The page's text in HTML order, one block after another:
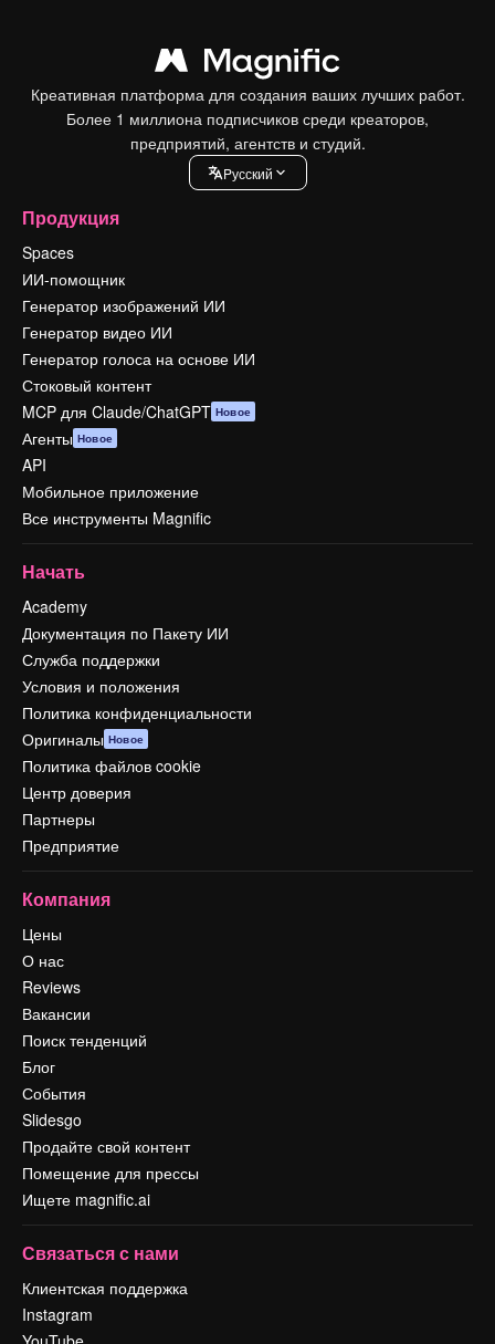
Креативная платформа для создания ваших лучших работ.
Более 1 миллиона подписчиков среди креаторов,
предприятий, агентств и студий.
Pусский
Продукция
Spaces
ИИ-помощник
Генератор изображений ИИ
Генератор видео ИИ
Генератор голоса на основе ИИ
Стоковый контент
MCP для Claude/ChatGPT Новое
Агенты Новое
API
Мобильное приложение
Все инструменты Magnific
Начать
Academy
Документация по Пакету ИИ
Служба поддержки
Условия и положения
Политика конфиденциальности
Оригиналы Новое
Политика файлов cookie
Центр доверия
Партнеры
Предприятие
Компания
Цены
О нас
Reviews
Вакансии
Поиск тенденций
Блог
События
Slidesgo
Продайте свой контент
Помещение для прессы
Ищете magnific.ai
Связаться с нами
Клиентская поддержка
Instagram